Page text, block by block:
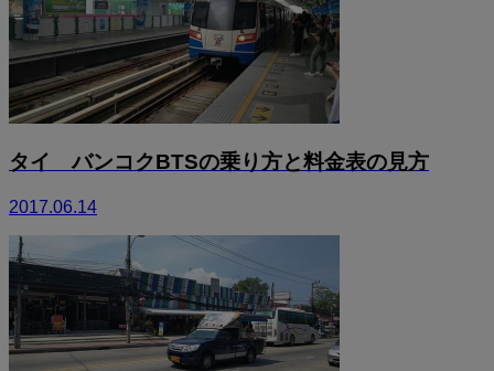
タイ バンコクBTSの乗り方と料金表の見方
2017.06.14